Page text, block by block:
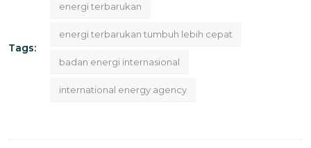
Tags:
energi terbarukan
energi terbarukan tumbuh lebih cepat
badan energi internasional
international energy agency